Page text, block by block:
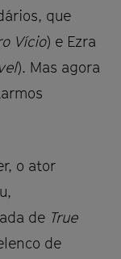
que
Vício) e Ezra
). Mas agora
o ator
de True
de